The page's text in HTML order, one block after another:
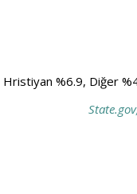
Hristiyan %6.9, Diğer
State.gov